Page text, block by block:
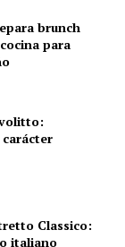
brunch
para
Classico:
italiano